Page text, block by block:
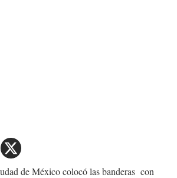
de México colocó las banderas con